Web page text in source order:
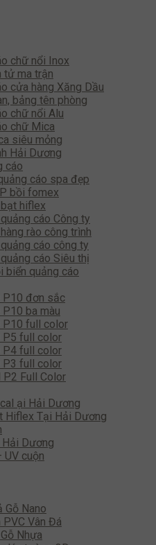
chữ nổi Inox
tử ma trận
cửa hàng Xăng Dầu
bảng tên phòng
chữ nổi Alu
chữ Mica
siêu mỏng
Hải Dương
cáo
cáo spa đẹp
bồi fomex
hiflex
cáo Công ty
rào công trình
cáo công ty
cáo Siêu thị
biển quảng cáo
P10 đơn sắc
P10 ba màu
P10 full color
P5 full color
P4 full color
P3 full color
P2 Full Color
ại Hải Dương
Hiflex Tại Hải Dương
Hải Dương
UV cuộn
Gỗ Nano
PVC Vân Đá
Nhựa